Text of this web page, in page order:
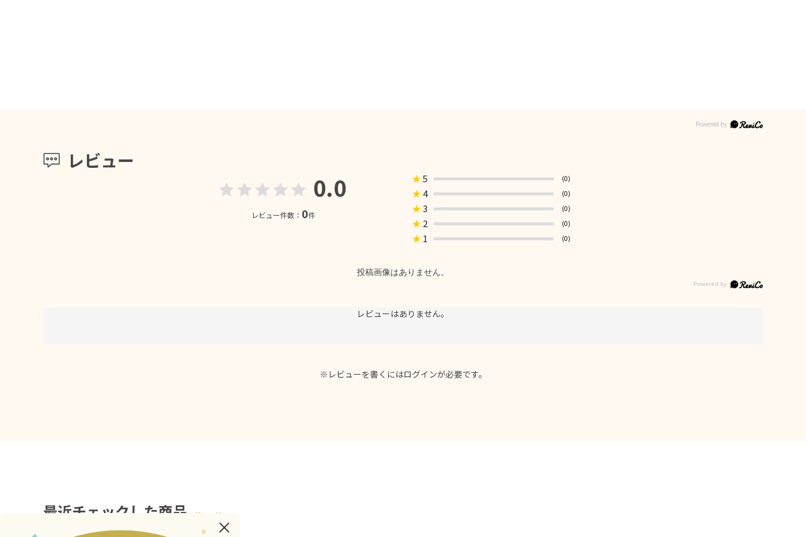
レビュー
0.0
レビュー件数： 0件
★5 (0)
★4 (0)
★3 (0)
★ 2 (0)
★ 1 (0)
投稿画像はありません。
レビューはありません。
※レビューを書くにはログインが必要です。
最近チェックした商品